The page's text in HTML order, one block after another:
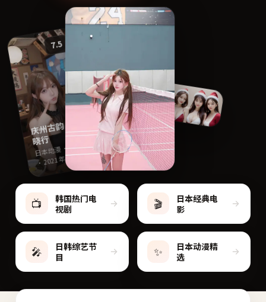
7.5
庆
州
古
韵
·
破
晓
行
日本动漫 · 日本
· 2021 年
📺
韩国热门电
视剧
🎬
日本经典电
影
🎤
日韩综艺节
目
✨
日本动漫精
选